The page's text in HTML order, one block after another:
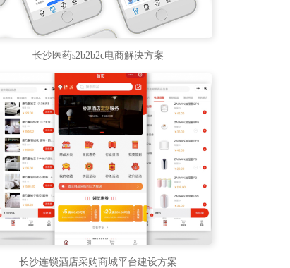
长沙医药s2b2b2c电商解决方案
长沙连锁酒店采购商城平台建设方案